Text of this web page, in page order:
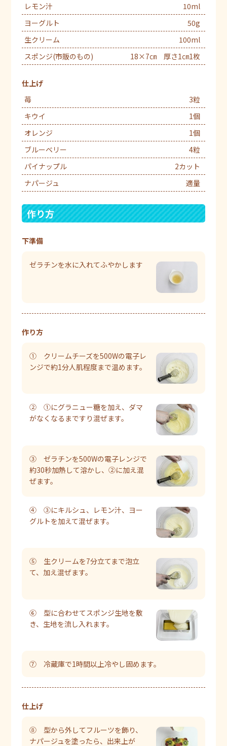
レモン汁
10ml
ヨーグルト
50g
生クリーム
100ml
スポンジ(市販のもの)
18×7㎝ 厚さ1㎝1枚
仕上げ
苺
3粒
キウイ
1個
オレンジ
1個
ブルーベリー
4粒
パイナップル
2カット
ナパージュ
適量
作り方
下準備
ゼラチンを水に入れてふやかします
作り方
① クリームチーズを500Wの電子レ
ンジで約1分人肌程度まで温めます。
② ①にグラニュー糖を加え、ダマ
がなくなるまですり混ぜます。
③ ゼラチンを500Wの電子レンジで
約30秒加熱して溶かし、②に加え混
ぜます。
④ ③にキルシュ、レモン汁、ヨー
グルトを加えて混ぜます。
⑤ 生クリームを7分立てまで泡立
て、加え混ぜます。
⑥ 型に合わせてスポンジ生地を敷
き、生地を流し入れます。
⑦ 冷蔵庫で1時間以上冷やし固めます。
仕上げ
⑧ 型から外してフルーツを飾り、
ナパージュを塗ったら、出来上が